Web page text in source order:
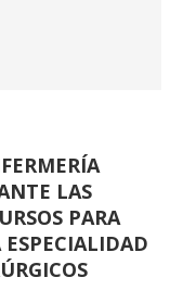
LAS
PARA